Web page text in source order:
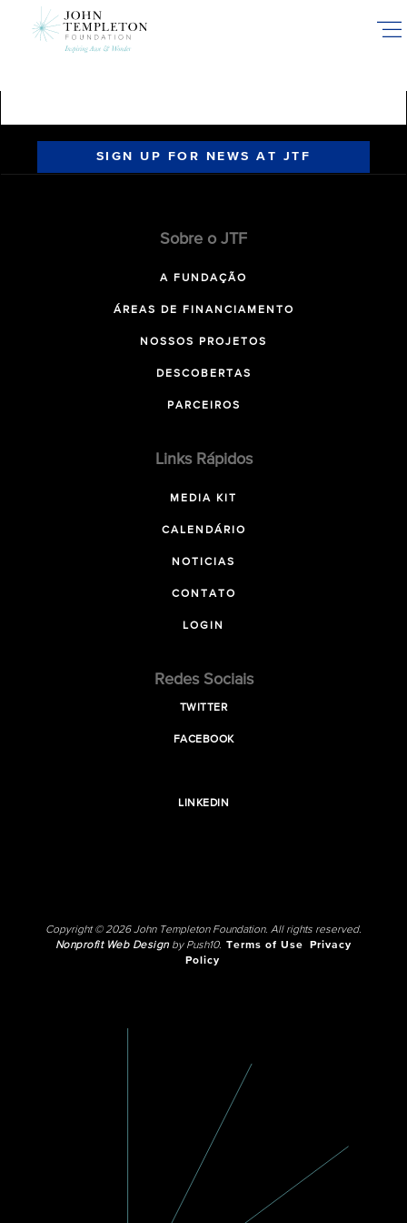
SIGN UP FOR NEWS AT JTF
Sobre o JTF
A FUNDAÇÃO
ÁREAS DE FINANCIAMENTO
NOSSOS PROJETOS
DESCOBERTAS
PARCEIROS
Links Rápidos
MEDIA KIT
CALENDÁRIO
NOTICIAS
CONTATO
LOGIN
Redes Sociais
TWITTER
FACEBOOK
LINKEDIN
Copyright © 2026 John Templeton Foundation. All rights reserved.
Nonprofit Web Designby Push10. Terms of Use
Privacy
Policy